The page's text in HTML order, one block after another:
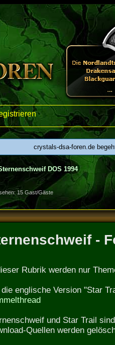
crystals-dsa-foren.de
DOS 1994
15 Gast/Gäste
-
Rubrik werden nur
die englische Version "Star
und Star Trail
Quellen werden